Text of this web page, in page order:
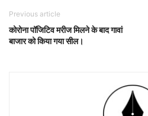
Previous article
कोरोना पॉजिटिव मरीज मिलने के बाद गावां
बाजार को किया गया सील।